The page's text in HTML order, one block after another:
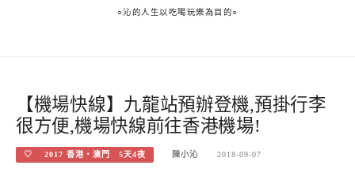
○沁的人生以吃喝玩樂為目的○
【機場快線】九龍站預辦登機,預掛行李
很方便,機場快線前往香港機場!
♡ 2017 香港‧澳門 5天4夜 陳小沁 2018-09-07